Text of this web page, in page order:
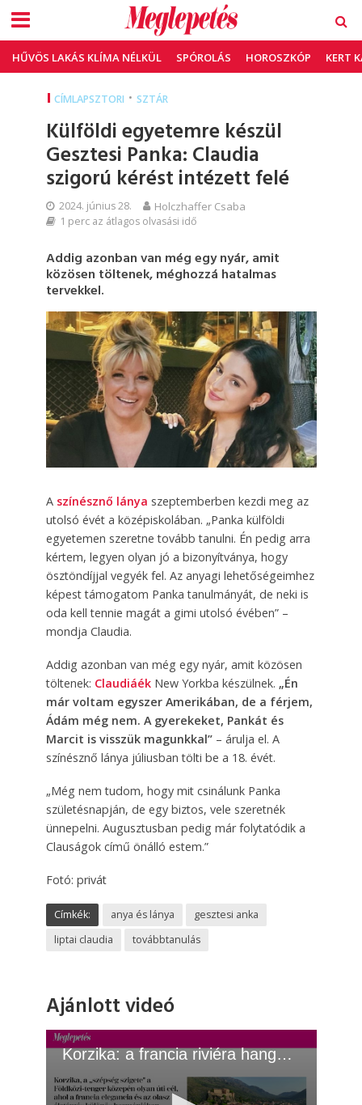
HŰVÖS LAKÁS KLÍMA NÉLKÜL SPÓROLÁS HOROSZKÓP KERT
CÍMLAPSZTORI • SZTÁR
Külföldi egyetemre készül
Gesztesi Panka: Claudia
szigorú kérést intézett felé
2024. június 28. Holczhaffer Csaba
1 perc az átlagos olvasási idő
Addig azonban van még egy nyár, amit
közösen töltenek, méghozzá hatalmas
tervekkel.
A színésznő lánya szeptemberben kezdi meg az
utolsó évét a középiskolában. „Panka külföldi
egyetemen szeretne tovább tanulni. Én pedig arra
kértem, legyen olyan jó a bizonyítványa, hogy
ösztöndíjjal vegyék fel. Az anyagi lehetőségeimhez
képest támogatom Panka tanulmányát, de neki is
oda kell tennie magát a gimi utolsó évében” –
mondja Claudia.
Addig azonban van még egy nyár, amit közösen
töltenek: ClaudiáékNew Yorkba készülnek. „Én
már voltam egyszer Amerikában, de a férjem,
Ádám még nem. A gyerekeket, Pankát és
Marcit is visszük magunkkal”– árulja el. A
színésznő lánya júliusban tölti be a 18. évét.
„Még nem tudom, hogy mit csinálunk Panka
születésnapján, de egy biztos, vele szeretnék
ünnepelni. Augusztusban pedig már folytatódik a
Clauságok című önálló estem.”
Fotó: privát
Címkék: anya és lánya
gesztesi anka
liptai claudia
továbbtanulás
Ajánlott videó
Korzika: a francia riviéra hangulata olcsón